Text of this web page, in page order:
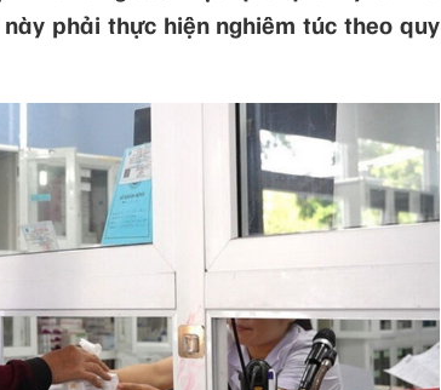
phải thực hiện nghiêm túc theo quy